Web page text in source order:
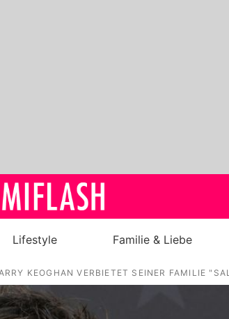
Royals
Stars
Lifestyle Familie & Liebe
KEOGHAN VERBIETET SEINER FAMILIE